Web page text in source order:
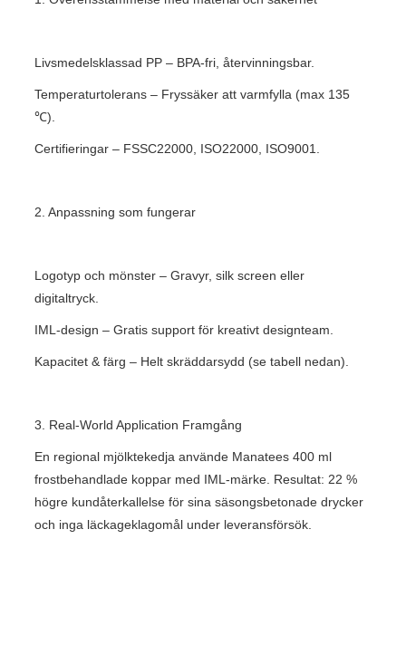
Livsmedelsklassad PP – BPA-fri, återvinningsbar.
Temperaturtolerans – Fryssäker att varmfylla (max 135
℃).
Certifieringar – FSSC22000, ISO22000, ISO9001.
2. Anpassning som fungerar
Logotyp och mönster – Gravyr, silk screen eller
digitaltryck.
IML-design – Gratis support för kreativt designteam.
Kapacitet & färg – Helt skräddarsydd (se tabell nedan).
3. Real-World Application Framgång
En regional mjölktekedja använde Manatees 400 ml
frostbehandlade koppar med IML-märke. Resultat: 22 %
högre kundåterkallelse för sina säsongsbetonade drycker
och inga läckageklagomål under leveransförsök.